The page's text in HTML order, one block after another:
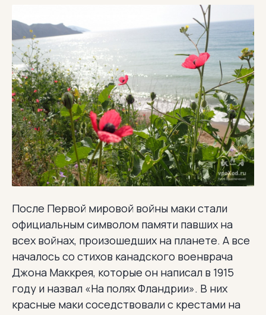
После Первой мировой войны маки стали
официальным символом памяти павших на
всех войнах, произошедших на планете. А все
началось со стихов канадского военврача
Джона Маккрея, которые он написал в 1915
году и назвал «На полях Фландрии». В них
красные маки соседствовали с крестами на